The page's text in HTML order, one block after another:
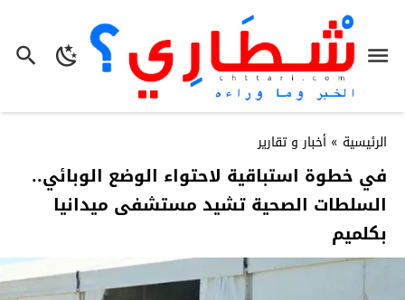
الرئيسية » أخبار و تقارير
في خطوة استباقية لاحتواء الوضع الوبائي..
السلطات الصحية تشيد مستشفى ميدانيا
بكلميم